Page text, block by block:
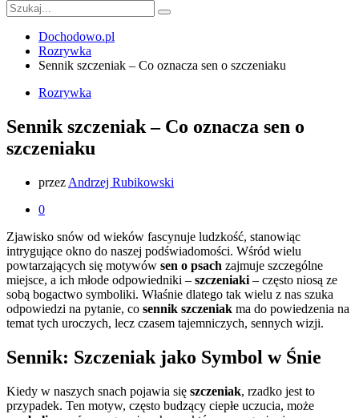
Dochodowo.pl
Rozrywka
Sennik szczeniak – Co oznacza sen o szczeniaku
Rozrywka
Sennik szczeniak – Co oznacza sen o
szczeniaku
przez Andrzej Rubikowski
0
Zjawisko snów od wieków fascynuje ludzkość, stanowiąc
intrygujące okno do naszej podświadomości. Wśród wielu
powtarzających się motywów sen o psach zajmuje szczególne
miejsce, a ich młode odpowiedniki – szczeniaki – często niosą ze
sobą bogactwo symboliki. Właśnie dlatego tak wielu z nas szuka
odpowiedzi na pytanie, co sennik szczeniak ma do powiedzenia na
temat tych uroczych, lecz czasem tajemniczych, sennych wizji.
Sennik: Szczeniak jako Symbol w Śnie
Kiedy w naszych snach pojawia się szczeniak, rzadko jest to
przypadek. Ten motyw, często budzący ciepłe uczucia, może